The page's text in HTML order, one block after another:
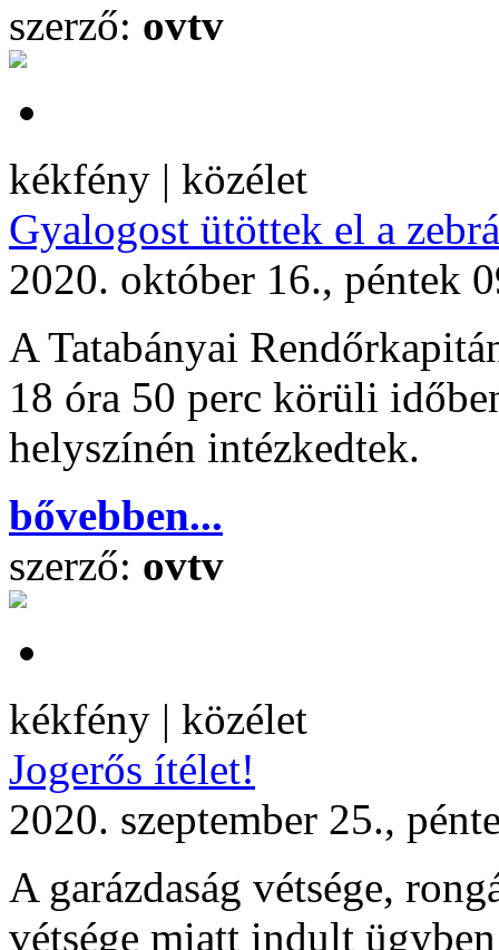
szerző: ovtv
kékfény | közélet
Gyalogost ütöttek el a
2020. október 16., péntek
A Tatabányai
18 óra 50 perc körüli
helyszínén intézkedtek.
bővebben...
szerző: ovtv
kékfény | közélet
Jogerős ítélet!
2020. szeptember 25.,
A garázdaság vétsége,
vétsége miatt indult